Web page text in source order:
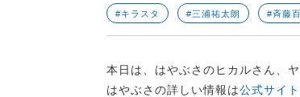
#キラスタ #三浦祐太朗 #斉藤
本日は、はやぶさのヒカルさん、
はやぶさの詳しい情報は公式サイト